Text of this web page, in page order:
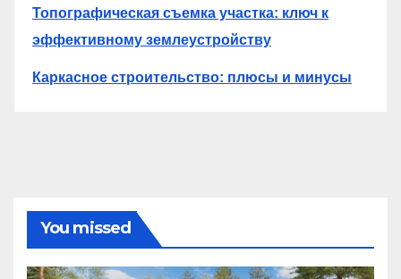
Топографическая съемка участка: ключ к
эффективному землеустройству
Каркасное строительство: плюсы и минусы
You missed